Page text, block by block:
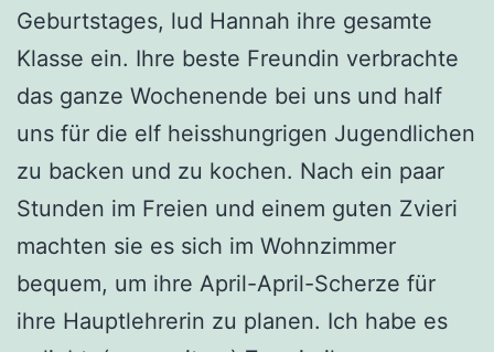
Geburtstages, lud Hannah ihre gesamte
Klasse ein. Ihre beste Freundin verbrachte
das ganze Wochenende bei uns und half
uns für die elf heisshungrigen Jugendlichen
zu backen und zu kochen. Nach ein paar
Stunden im Freien und einem guten Zvieri
machten sie es sich im Wohnzimmer
bequem, um ihre April-April-Scherze für
ihre Hauptlehrerin zu planen. Ich habe es